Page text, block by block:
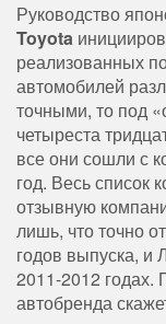
Руководство
Toyota
реализованных
автомобилей
точными, то под
четыреста
все они сошли с
год. Весь список
отзывную
лишь, что точно
годов выпуска, и
2011-2012 годах.
автобренда